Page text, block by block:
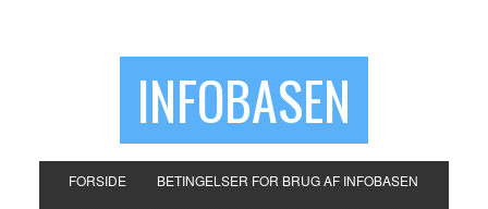
INFOBASEN
FORSIDE BETINGELSER FOR BRUG AF INFOBASEN